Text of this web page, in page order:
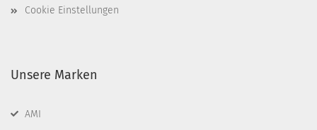
Cookie Einstellungen
Unsere Marken
AMI